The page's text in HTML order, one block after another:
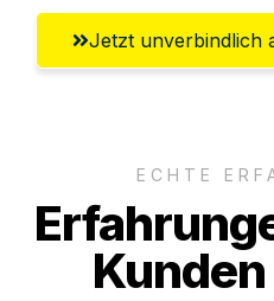
Jetzt unverbindlich
ECHTE